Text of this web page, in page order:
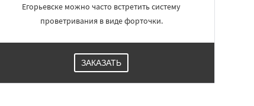
Егорьевске можно часто встретить систему
проветривания в виде форточки.
ЗАКАЗАТЬ